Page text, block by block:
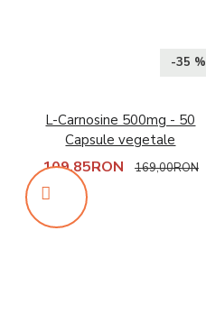
-35 %
L-Carnosine 500mg - 50
Capsule vegetale
109,85RON 169,00RON